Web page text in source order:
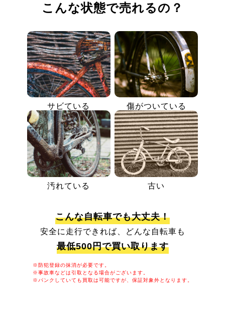
こんな状態で売れるの？
サビている 傷がついている
汚れている 古い
こんな自転車でも大丈夫！
安全に走行できれば、どんな自転車も
最低500円で買い取ります
※防犯登録の抹消が必要です。
※事故車などは引取となる場合がございます。
※パンクしていても買取は可能ですが、保証対象外となります。